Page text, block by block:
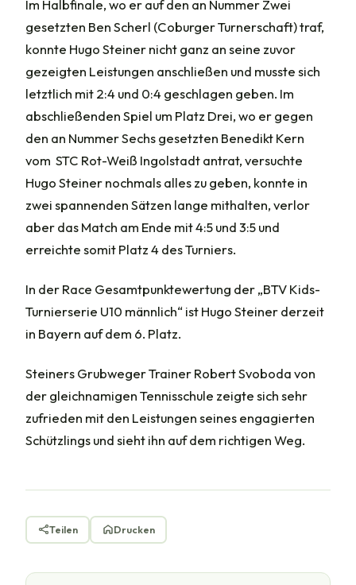
Im Halbfinale, wo er auf den an Nummer Zwei
gesetzten Ben Scherl (Coburger Turnerschaft) traf,
konnte Hugo Steiner nicht ganz an seine zuvor
gezeigten Leistungen anschließen und musste sich
letztlich mit 2:4 und 0:4 geschlagen geben. Im
abschließenden Spiel um Platz Drei, wo er gegen
den an Nummer Sechs gesetzten Benedikt Kern
vom STC Rot-Weiß Ingolstadt antrat, versuchte
Hugo Steiner nochmals alles zu geben, konnte in
zwei spannenden Sätzen lange mithalten, verlor
aber das Match am Ende mit 4:5 und 3:5 und
erreichte somit Platz 4 des Turniers.
In der Race Gesamtpunktewertung der „BTV Kids-
Turnierserie U10 männlich“ ist Hugo Steiner derzeit
in Bayern auf dem 6. Platz.
Steiners Grubweger Trainer Robert Svoboda von
der gleichnamigen Tennisschule zeigte sich sehr
zufrieden mit den Leistungen seines engagierten
Schützlings und sieht ihn auf dem richtigen Weg.
Teilen Drucken